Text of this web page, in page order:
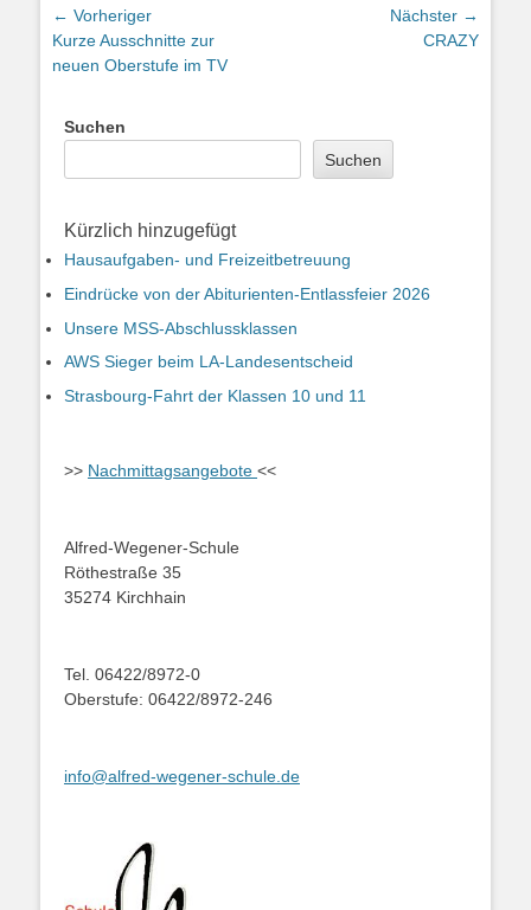
Beitragsnavigation
← Vorheriger
Vorheriger
Beitrag:
Kurze Ausschnitte zur
neuen Oberstufe im TV
Nächster →
CRAZY
Suchen
Suchen
Kürzlich hinzugefügt
Hausaufgaben- und Freizeitbetreuung
Eindrücke von der Abiturienten-Entlassfeier 2026
Unsere MSS-Abschlussklassen
AWS Sieger beim LA-Landesentscheid
Strasbourg-Fahrt der Klassen 10 und 11
>> Nachmittagsangebote <<
Alfred-Wegener-Schule
Röthestraße 35
35274 Kirchhain
Tel. 06422/8972-0
Oberstufe: 06422/8972-246
info@alfred-wegener-schule.de